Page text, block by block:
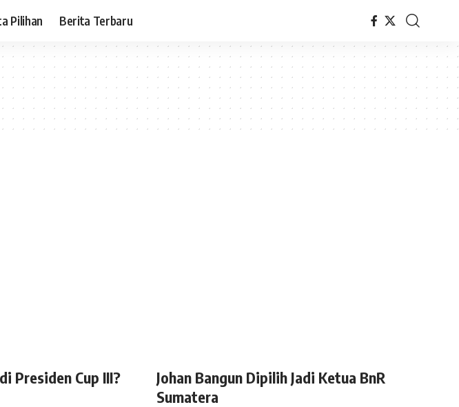
Pilihan Berita Terbaru
Presiden Cup III?
Johan Bangun Dipilih Jadi Ketua BnR
Sumatera